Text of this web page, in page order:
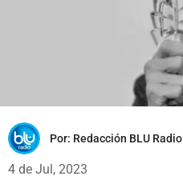
Por: Redacción BLU Radio
4 de Jul, 2023